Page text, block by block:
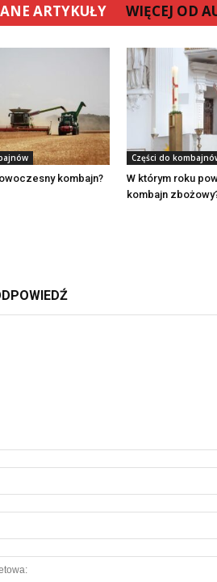
ARTYKUŁY WIĘCEJ OD
kombajn?
Części do
W którym roku
kombajn